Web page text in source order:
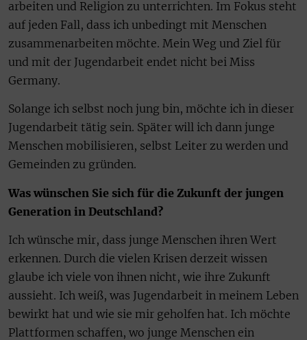
arbeiten und Religion zu unterrichten. Im Fokus steht
auf jeden Fall, dass ich unbedingt mit Menschen
zusammenarbeiten möchte. Mein Weg und Ziel für
und mit der Jugendarbeit endet nicht bei Miss
Germany.
Solange ich selbst noch jung bin, möchte ich in dieser
Jugendarbeit tätig sein. Später will ich dann junge
Menschen mobilisieren, selbst Leiter zu werden und
Gemeinden zu gründen.
Was wünschen Sie sich für die Zukunft der jungen
Generation in Deutschland?
Ich wünsche mir, dass junge Menschen ihren Wert
erkennen. Durch die vielen Krisen derzeit wissen
glaube ich viele von ihnen nicht, wie ihre Zukunft
aussieht. Ich weiß, was Jugendarbeit in meinem Leben
bewirkt hat und wie sie mir geholfen hat. Ich möchte
Plattformen schaffen, wo junge Menschen ein